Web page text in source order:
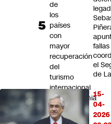
el
de
15-
04-
2026
de
los
países
con
mayor
recuperación
del
turismo
internacional
postpandemia